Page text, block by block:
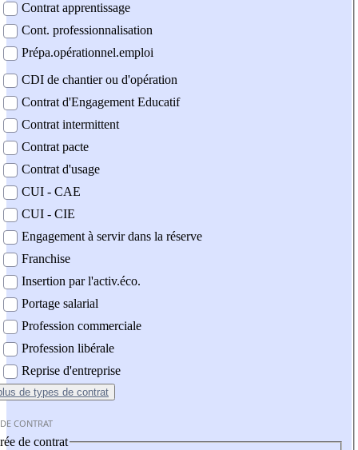
Contrat apprentissage
Cont. professionnalisation
Prépa.opérationnel.emploi
CDI de chantier ou d'opération
Contrat d'Engagement Educatif
Contrat intermittent
Contrat pacte
Contrat d'usage
CUI - CAE
CUI - CIE
Engagement à servir dans la réserve
Franchise
Insertion par l'activ.éco.
Portage salarial
Profession commerciale
Profession libérale
Reprise d'entreprise
de types de contrat
CONTRAT
de contrat